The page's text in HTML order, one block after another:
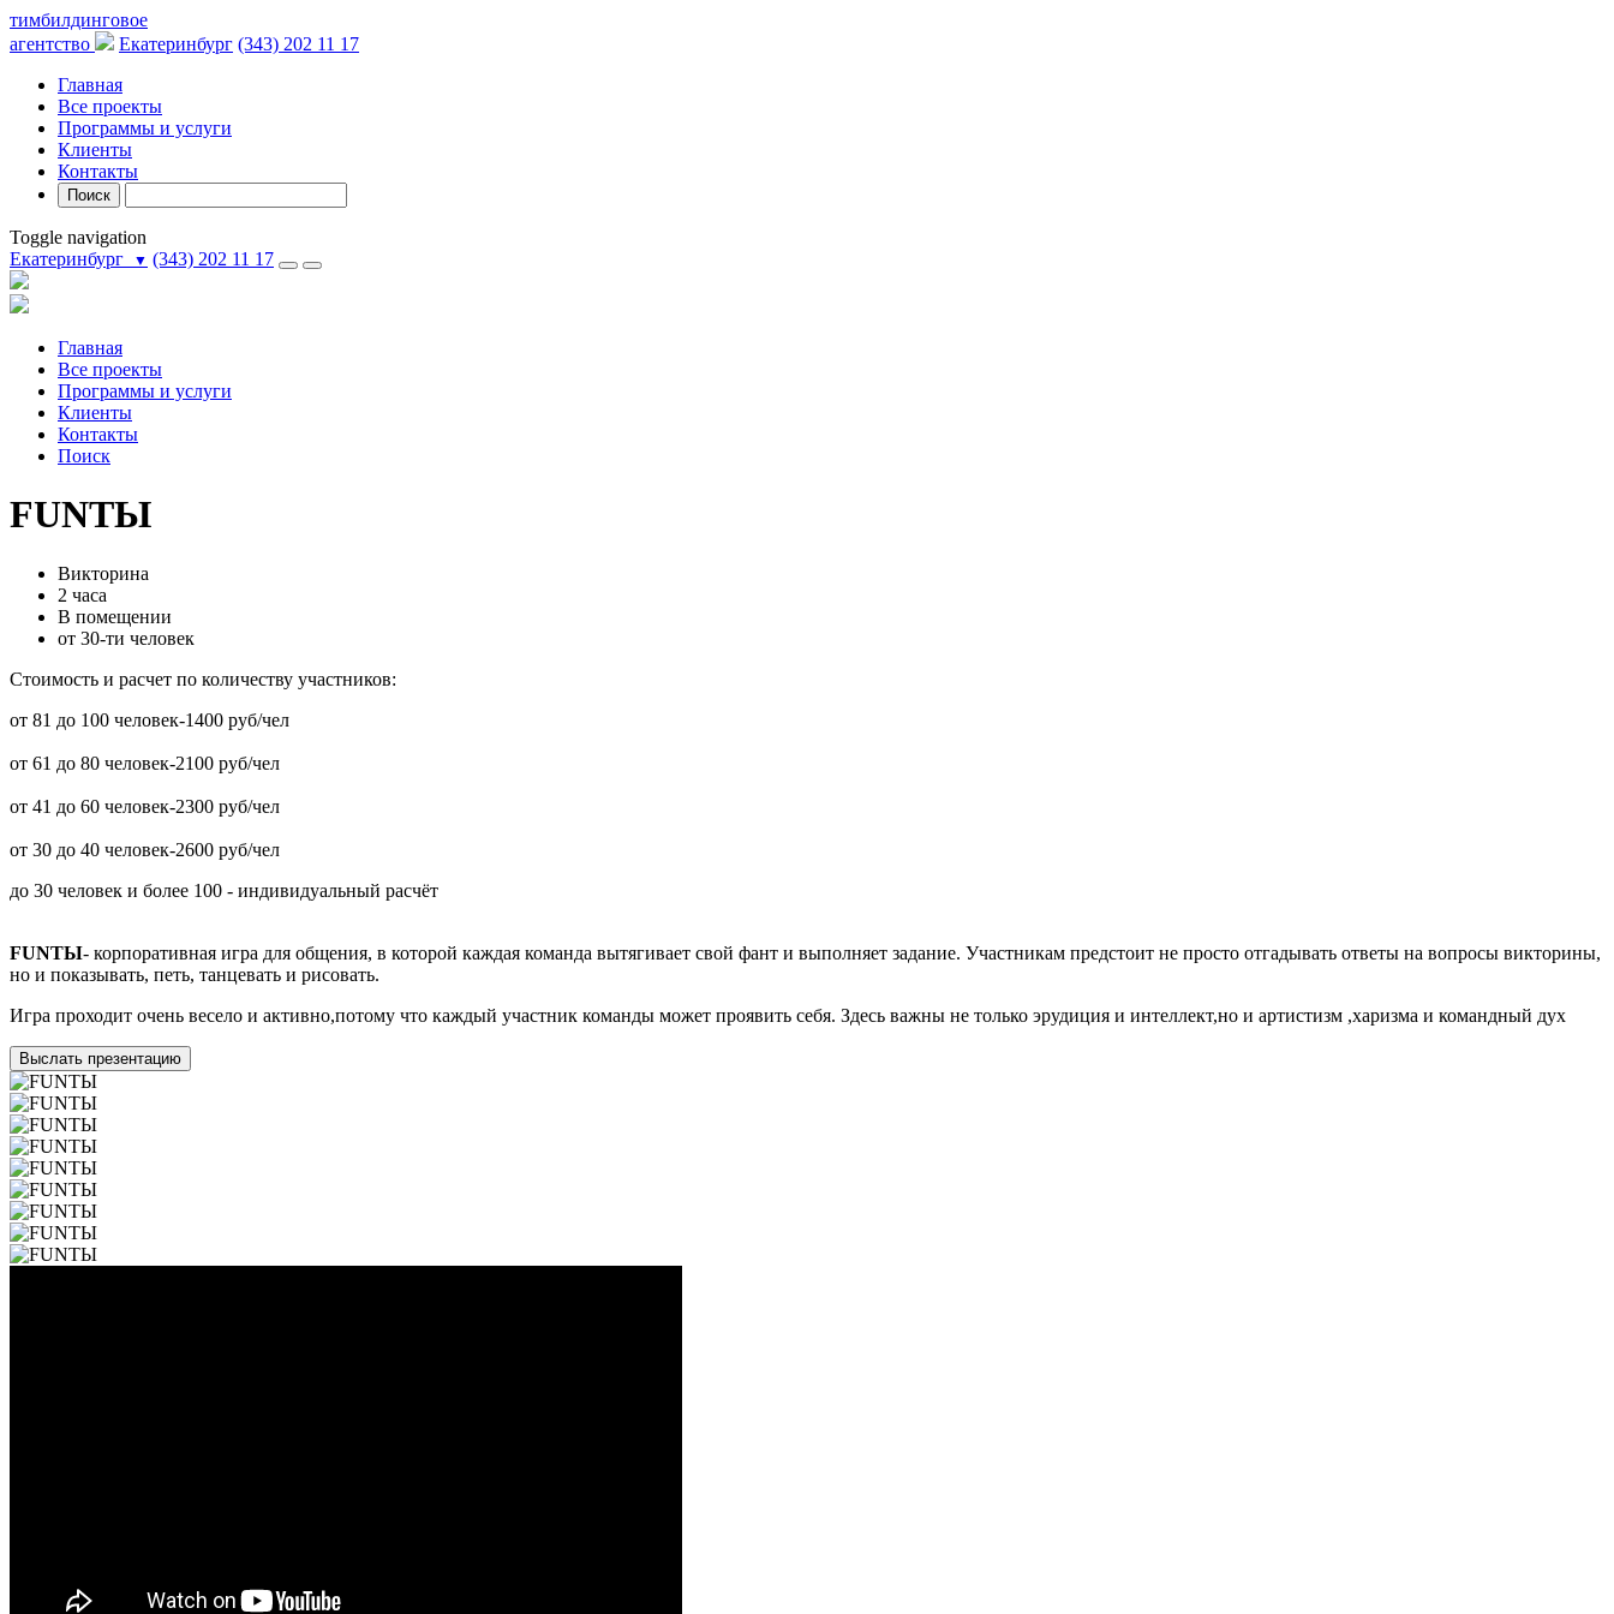
тимбилдинговое
агентство
Екатеринбург (343) 202 11 17
Главная
Все проекты
Программы и услуги
Клиенты
Контакты
Поиск
Toggle navigation
Екатеринбург
▼ (343) 202 11 17
Главная
Все проекты
Программы и услуги
Клиенты
Контакты
Поиск
FUNТЫ
Викторина
2 часа
В помещении
от 30-ти человек
Стоимость и расчет по количеству участников:
от 81 до 100 человек-1400 руб/чел
от 61 до 80 человек-2100 руб/чел
от 41 до 60 человек-2300 руб/чел
от 30 до 40 человек-2600 руб/чел
до 30 человек и более 100 - индивидуальный расчёт
FUNТЫ- корпоративная игра для общения, в которой каждая команда вытягивает свой фант и выполняет задание. Участникам предстоит не просто отгадывать ответы на вопросы викторины,
но и показывать, петь, танцевать и рисовать.
Игра проходит очень весело и активно,потому что каждый участник команды может проявить себя. Здесь важны не только эрудиция и интеллект,но и артистизм ,харизма и командный дух
Выслать презентацию